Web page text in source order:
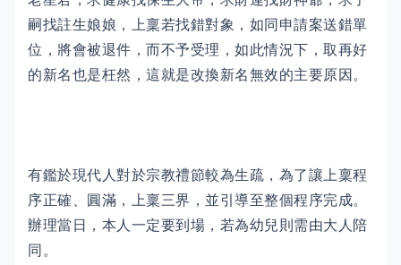
嗣找註生娘娘，上稟若找錯對象，如同申請案送錯單
位，將會被退件，而不予受理，如此情況下，取再好
的新名也是枉然，這就是改換新名無效的主要原因。
有鑑於現代人對於宗教禮節較為生疏，為了讓上稟程
序正確、圓滿，上稟三界，並引導至整個程序完成。
辦理當日，本人一定要到場，若為幼兒則需由大人陪
同。